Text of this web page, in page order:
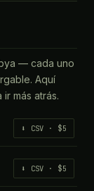
— cada uno
Aquí
más atrás.
⬇ CSV · $5
⬇ CSV · $5